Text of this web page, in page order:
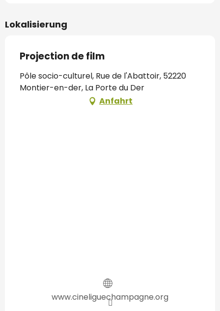
Lokalisierung
Projection de film
Pôle socio-culturel, Rue de l'Abattoir, 52220
Montier-en-der, La Porte du Der
Anfahrt
www.cineliguechampagne.org